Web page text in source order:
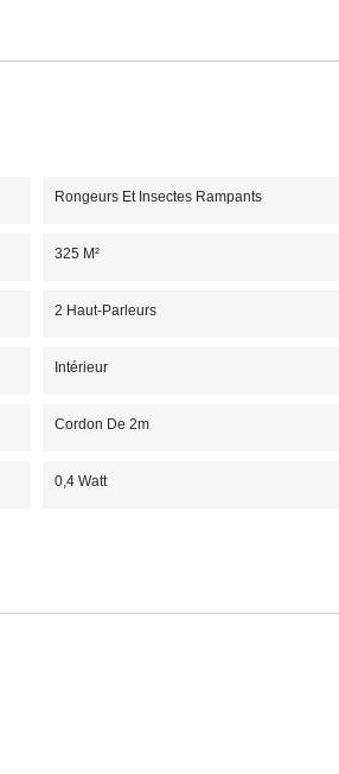
Rongeurs Et Insectes Rampants
325 M²
2 Haut-Parleurs
Intérieur
Cordon De 2m
0,4 Watt